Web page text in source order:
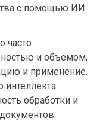
с помощью ИИ.
часто
и объемом,
и применение.
интеллекта
обработки и